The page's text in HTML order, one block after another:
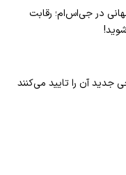
در جی‌اس‌ام؛ رقابت